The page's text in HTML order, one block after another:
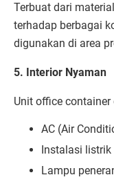
Terbuat dari
terhadap berbagai
digunakan di area
5. Interior Nyaman
Unit office
AC (Air
Instalasi listrik
Lampu